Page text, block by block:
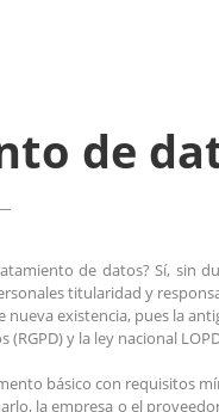
de
de datos? Sí, sin
titularidad y
existencia, pues la
y la ley nacional
básico con requisitos
la empresa o el